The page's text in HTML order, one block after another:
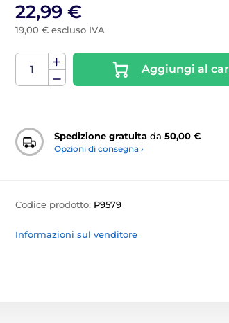
22,99 €
19,00 € escluso IVA
Aggiungi al
Spedizione gratuita da 50,00 €
Opzioni di consegna ›
Codice prodotto: P9579
Informazioni sul venditore